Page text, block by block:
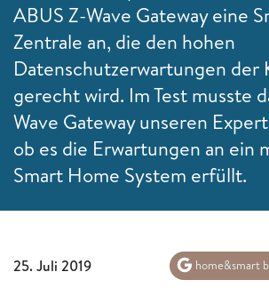
ABUS Z-Wave Gateway eine
Zentrale an, die den hohen
Datenschutzerwartungen der
gerecht wird. Im Test musste
Wave Gateway unseren
ob es die Erwartungen an ein
Smart Home System erfüllt.
25. Juli 2019 home&smart